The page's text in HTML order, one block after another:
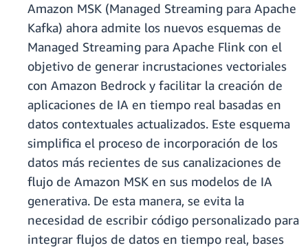
Amazon MSK (Managed Streaming para Apache
Kafka) ahora admite los nuevos esquemas de
Managed Streaming para Apache Flink con el
objetivo de generar incrustaciones vectoriales
con Amazon Bedrock y facilitar la creación de
aplicaciones de IA en tiempo real basadas en
datos contextuales actualizados. Este esquema
simplifica el proceso de incorporación de los
datos más recientes de sus canalizaciones de
flujo de Amazon MSK en sus modelos de IA
generativa. De esta manera, se evita la
necesidad de escribir código personalizado para
integrar flujos de datos en tiempo real, bases